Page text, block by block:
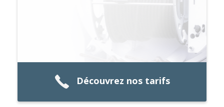
Découvrez nos tarifs